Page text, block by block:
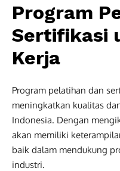
Program
Sertifikasi
Kerja
Program pelatihan dan
meningkatkan kualitas
Indonesia. Dengan
akan memiliki
baik dalam mendukung
industri.